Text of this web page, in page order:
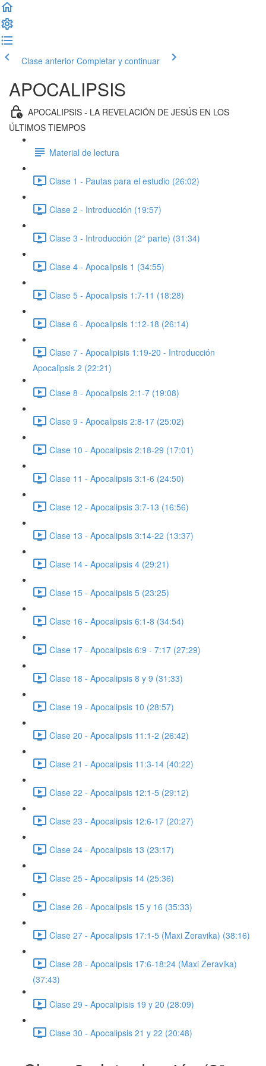
Clase anterior Completar y continuar
APOCALIPSIS
APOCALIPSIS - LA REVELACIÓN DE JESÚS EN LOS
ÚLTIMOS TIEMPOS
Material de lectura
Clase 1 - Pautas para el estudio (26:02)
Clase 2 - Introducción (19:57)
Clase 3 - Introducción (2° parte) (31:34)
Clase 4 - Apocalipsis 1 (34:55)
Clase 5 - Apocalipsis 1:7-11 (18:28)
Clase 6 - Apocalipsis 1:12-18 (26:14)
Clase 7 - Apocalipisis 1:19-20 - Introducción
Apocalipsis 2 (22:21)
Clase 8 - Apocalipsis 2:1-7 (19:08)
Clase 9 - Apocalipsis 2:8-17 (25:02)
Clase 10 - Apocalipsis 2:18-29 (17:01)
Clase 11 - Apocalipsis 3:1-6 (24:50)
Clase 12 - Apocalipsis 3:7-13 (16:56)
Clase 13 - Apocalipsis 3:14-22 (13:37)
Clase 14 - Apocalipsis 4 (29:21)
Clase 15 - Apocalipsis 5 (23:25)
Clase 16 - Apocalipsis 6:1-8 (34:54)
Clase 17 - Apocalipsis 6:9 - 7:17 (27:29)
Clase 18 - Apocalipsis 8 y 9 (31:33)
Clase 19 - Apocalipsis 10 (28:57)
Clase 20 - Apocalipsis 11:1-2 (26:42)
Clase 21 - Apocalipsis 11:3-14 (40:22)
Clase 22 - Apocalipsis 12:1-5 (29:12)
Clase 23 - Apocalipsis 12:6-17 (20:27)
Clase 24 - Apocalipsis 13 (23:17)
Clase 25 - Apocalipsis 14 (25:36)
Clase 26 - Apocalipsis 15 y 16 (35:33)
Clase 27 - Apocalipsis 17:1-5 (Maxi Zeravika) (38:16)
Clase 28 - Apocalipsis 17:6-18:24 (Maxi Zeravika)
(37:43)
Clase 29 - Apocalipisis 19 y 20 (28:09)
Clase 30 - Apocalipsis 21 y 22 (20:48)